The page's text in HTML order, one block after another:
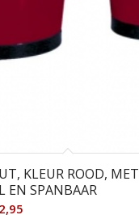
KLEUR ROOD, MET
EN SPANBAAR
Huidige